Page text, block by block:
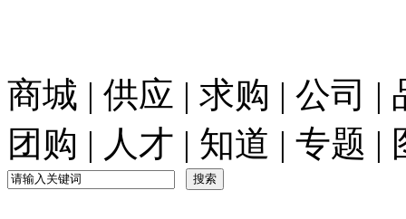
商城 | 供应 | 求购 | 公司 |
团购 | 人才 | 知道 | 专题 |